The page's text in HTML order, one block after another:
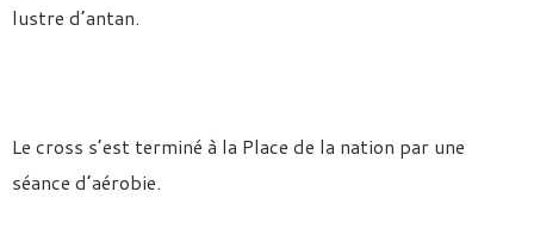
lustre d’antan.
Le cross s’est terminé à la Place de la nation par une
séance d’aérobie.